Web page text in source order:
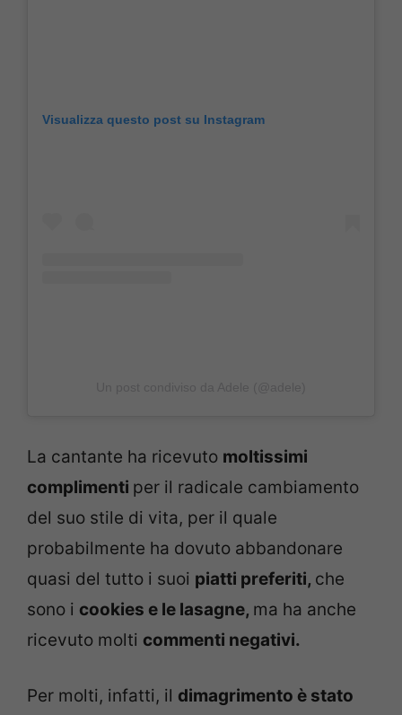
Visualizza questo post su Instagram
La cantante ha ricevuto moltissimi
complimenti per il radicale cambiamento
del suo stile di vita, per il quale
probabilmente ha dovuto abbandonare
quasi del tutto i suoi piatti preferiti, che
sono i cookies e le lasagne, ma ha anche
ricevuto molti commenti negativi.
Per molti, infatti, il dimagrimento è stato